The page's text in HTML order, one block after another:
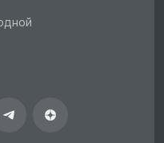
Санкт-